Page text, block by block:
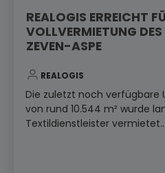
REALOGIS ERREICHT
VOLLVERMIETUNG
ZEVEN-ASPE
REALOGIS
Die zuletzt noch verfügbare
von rund 10.544 m² wurde
Textildienstleister